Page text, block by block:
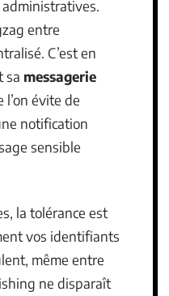
entre
C’est en
sa messagerie
l’on évite de
notification
sensible
la tolérance est
vos identifiants
même entre
ne disparaît